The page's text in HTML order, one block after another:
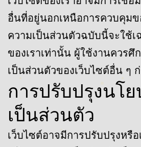
อื่นที่อยู่นอกเหนือการควบคุมข
ความเป็นส่วนตัวฉบับนี้จะใช้เ
ของเราเท่านั้น ผู้ใช้งานควรศึ
เป็นส่วนตัวของเว็บไซต์อื่น ๆ
การปรับปรุงนโ
เป็นส่วนตัว
เว็บไซต์อาจมีการปรับปรุงหรื